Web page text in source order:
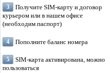
Получите SIM-карту и договор
курьером или в нашем офисе
(необходим паспорт)
Пополните баланс номера
SIM-карта активирована, можно
пользоваться